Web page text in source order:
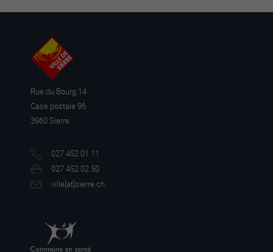
Rue du Bourg 14
Case postale 96
3960 Sierre
027 452 01 11
027 452 02 50
ville[at]sierre.ch